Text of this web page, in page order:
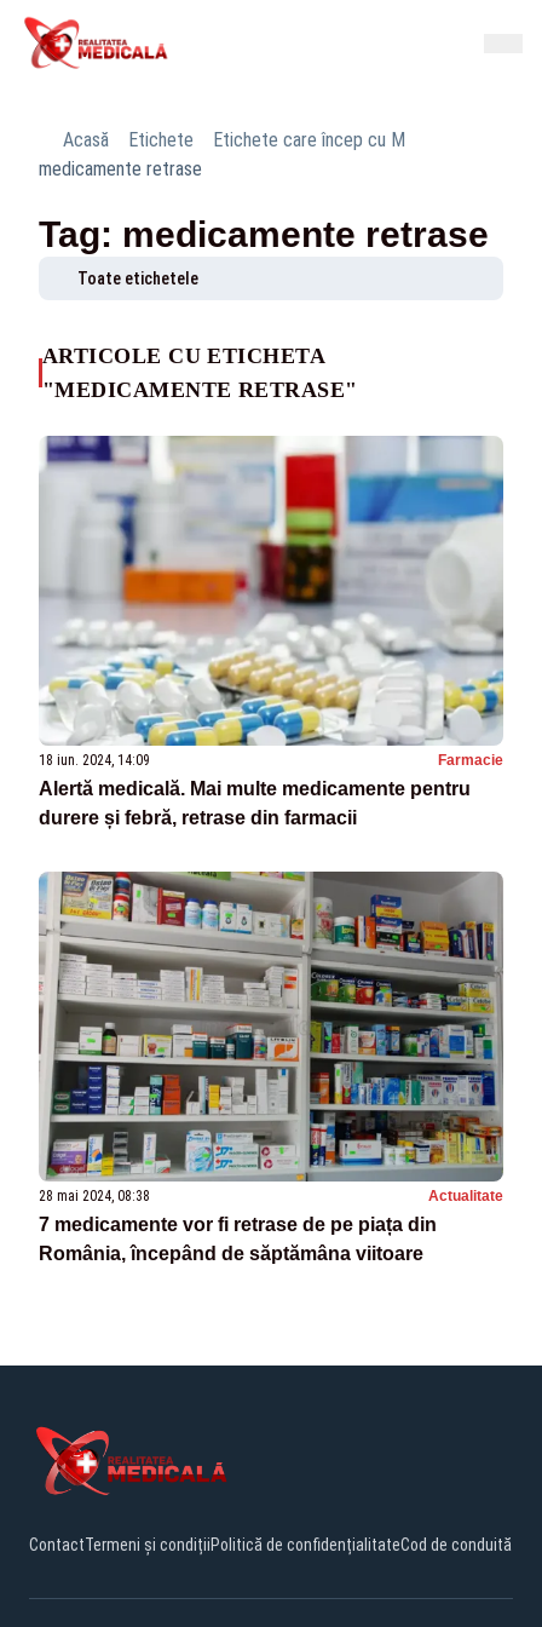
Acasă Etichete
Etichete care încep cu M
medicamente retrase
Tag: medicamente retrase
Toate etichetele
ARTICOLE CU ETICHETA
"MEDICAMENTE RETRASE"
18 iun. 2024, 14:09 Farmacie
Alertă medicală. Mai multe medicamente pentru
durere și febră, retrase din farmacii
28 mai 2024, 08:38 Actualitate
7 medicamente vor fi retrase de pe piața din
România, începând de săptămâna viitoare
ContactTermeni și condițiiPolitică de confidențialitateCod de conduită